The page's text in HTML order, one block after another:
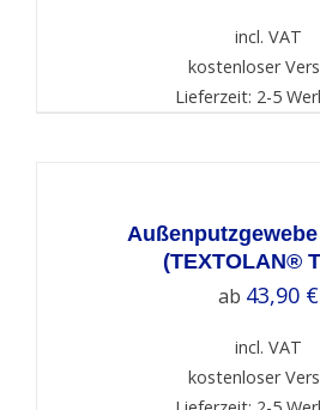
incl. VAT
kostenloser
Lieferzeit: 2-5
Außenputzgewebe
(TEXTOLAN®
ab 43,90 €
incl. VAT
kostenloser